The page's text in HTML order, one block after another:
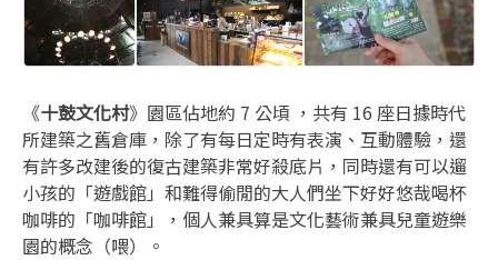
《十鼓文化村》園區佔地約 7 公頃 ，共有 16 座日據時代
所建築之舊倉庫，除了有每日定時有表演、互動體驗，還
有許多改建後的復古建築非常好殺底片，同時還有可以遛
小孩的「遊戲館」和難得偷閒的大人們坐下好好悠哉喝杯
咖啡的「咖啡館」，個人兼具算是文化藝術兼具兒童遊樂
園的概念（喂）。